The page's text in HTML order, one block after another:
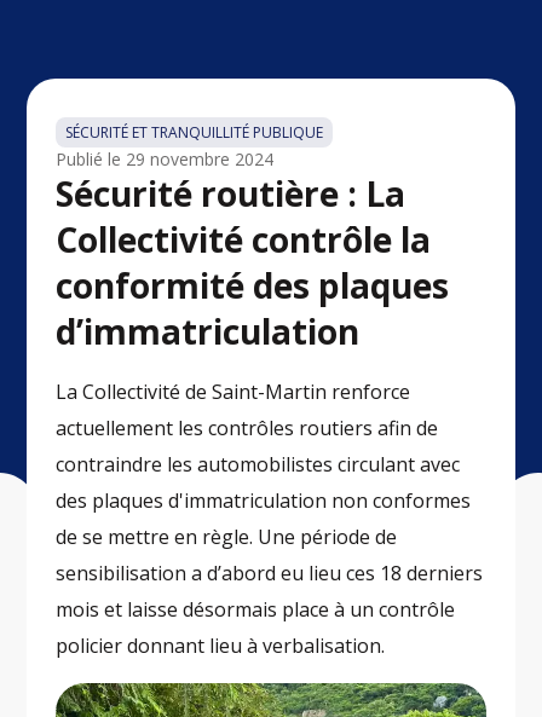
SÉCURITÉ ET TRANQUILLITÉ PUBLIQUE
Publié le 29 novembre 2024
Sécurité routière : La
Collectivité contrôle la
conformité des plaques
d’immatriculation
La Collectivité de Saint-Martin renforce
actuellement les contrôles routiers afin de
contraindre les automobilistes circulant avec
des plaques d'immatriculation non conformes
de se mettre en règle. Une période de
sensibilisation a d’abord eu lieu ces 18 derniers
mois et laisse désormais place à un contrôle
policier donnant lieu à verbalisation.